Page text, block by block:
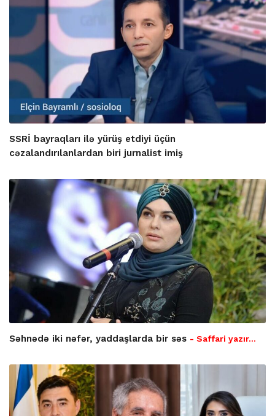
SSRİ bayraqları ilə yürüş etdiyi üçün
cəzalandırılanlardan biri jurnalist imiş
Səhnədə iki nəfər, yaddaşlarda bir səs - Saffari yazır…